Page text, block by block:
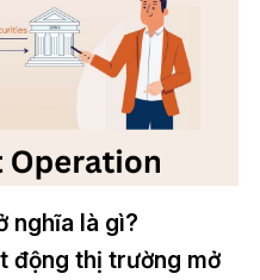
nghĩa là gì?
động thị trường mở